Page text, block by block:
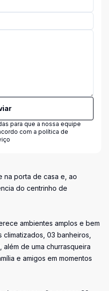
para que a nossa equipe
com a política de
na porta de casa e, ao
do centrinho de
ambientes amplos e bem
03 banheiros,
de uma churrasqueira
e amigos em momentos